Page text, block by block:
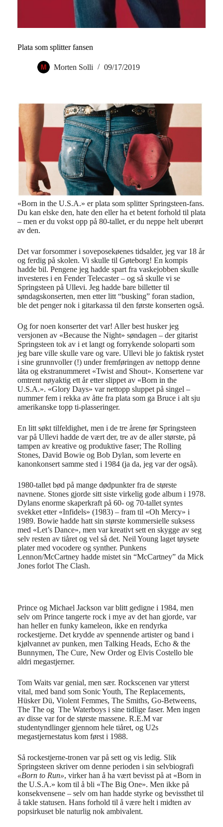
Plata som splitter fansen
Morten Solli 09/17/2019
«Born in the U.S.A.» er plata som splitter Springsteen-fans.
Du kan elske den, hate den eller ha et betent forhold til plata
– men er du vokst opp på 80-tallet, er du neppe helt uberørt
av den.
Det var forsommer i soveposekøenes tidsalder, jeg var 18 år
og ferdig på skolen. Vi skulle til Gøteborg! En kompis
hadde bil. Pengene jeg hadde spart fra vaskejobben skulle
investeres i en Fender Telecaster – og så skulle vi se
Springsteen på Ullevi. Jeg hadde bare billetter til
søndagskonserten, men etter litt “busking” foran stadion,
ble det penger nok i gitarkassa til den første konserten også.
Og for noen konserter det var! Aller best husker jeg
versjonen av «Because the Night» søndagen – der gitarist
Springsteen tok av i et langt og forrykende soloparti som
jeg bare ville skulle vare og vare. Ullevi ble jo faktisk rystet
i sine grunnvoller (!) under fremføringen av nettopp denne
låta og ekstranummeret «Twist and Shout». Konsertene var
omtrent nøyaktig ett år etter slippet av «Born in the
U.S.A.». «Glory Days» var nettopp sluppet på singel –
nummer fem i rekka av åtte fra plata som ga Bruce i alt sju
amerikanske topp ti-plasseringer.
En litt søkt tilfeldighet, men i de tre årene før Springsteen
var på Ullevi hadde de vært der, tre av de aller største, på
tampen av kreative og produktive faser; The Rolling
Stones, David Bowie og Bob Dylan, som leverte en
kanonkonsert samme sted i 1984 (ja da, jeg var der også).
1980-tallet bød på mange dødpunkter fra de største
navnene. Stones gjorde sitt siste virkelig gode album i 1978.
Dylans enorme skaperkraft på 60- og 70-tallet syntes
svekket etter «Infidels» (1983) – fram til «Oh Mercy» i
1989. Bowie hadde hatt sin største kommersielle suksess
med «Let’s Dance», men var kreativt sett en skygge av seg
selv resten av tiåret og vel så det. Neil Young laget tøysete
plater med vocodere og synther. Punkens
Lennon/McCartney hadde mistet sin “McCartney” da Mick
Jones forlot The Clash.
Prince og Michael Jackson var blitt gedigne i 1984, men
selv om Prince tangerte rock i mye av det han gjorde, var
han heller en funky kameleon, ikke en rendyrka
rockestjerne. Det krydde av spennende artister og band i
kjølvannet av punken, men Talking Heads, Echo & the
Bunnymen, The Cure, New Order og Elvis Costello ble
aldri megastjerner.
Tom Waits var genial, men sær. Rockscenen var ytterst
vital, med band som Sonic Youth, The Replacements,
Hüsker Dü, Violent Femmes, The Smiths, Go-Betweens,
The The og The Waterboys i sine tidlige faser. Men ingen
av disse var for de største massene. R.E.M var
studentyndlinger gjennom hele tiåret, og U2s
megastjernestatus kom først i 1988.
Så rockestjerne-tronen var på sett og vis ledig. Slik
Springsteen skriver om denne perioden i sin selvbiografi
«Born to Run», virker han å ha vært bevisst på at «Born in
the U.S.A.» kom til å bli «The Big One». Men ikke på
konsekvensene – selv om han hadde styrke og bevissthet til
å takle statusen. Hans forhold til å være helt i midten av
popsirkuset ble naturlig nok ambivalent.